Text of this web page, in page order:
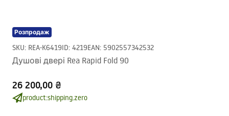
Розпродаж
SKU: REA-K6419ID: 4219EAN: 5902557342532
Душові двері Rea Rapid Fold 90
26 200,00 ₴
product:shipping.zero